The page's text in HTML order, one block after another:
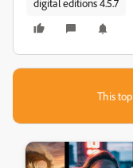
digital editions 4.5.7
This